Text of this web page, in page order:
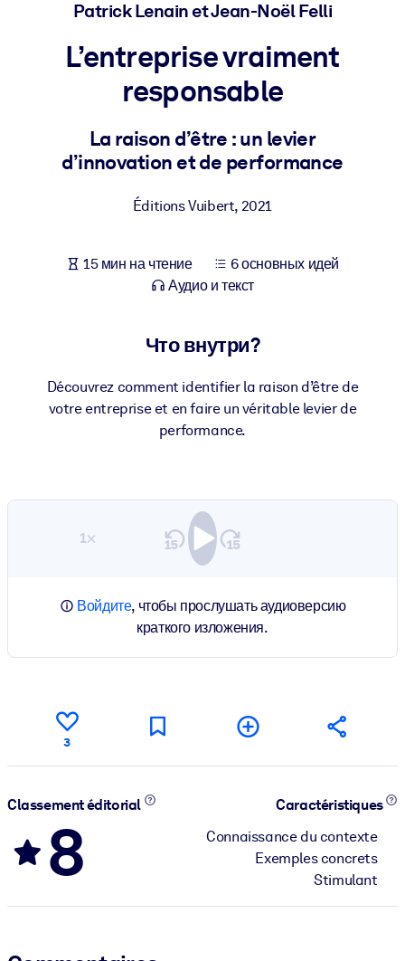
ПО СИСТЕМАМ
Для LMS/LXP
Интегрируйте краткие проверенные знания в вашу LMS/LXP для
лучших результатов обучения.
Для корпоративных библиотек
Обогатите корпоративную библиотеку надежными и готовыми к
Используйте надежные структурированные знания для
Patrick Lenain et Jean-Noël Felli
L’entreprise vraiment
responsable
La raison d’être : un levier
d’innovation et de performance
Éditions Vuibert, 2021
15 мин на чтение
6 основных идей
Аудио и текст
Что внутри?
Découvrez comment identifier la raison d’être de
votre entreprise et en faire un véritable levier de
performance.
1×
Войдите, чтобы прослушать аудиоверсию
краткого изложения.
3
Classement éditorial
8
Caractéristiques
Connaissance du contexte
Exemples concrets
Stimulant